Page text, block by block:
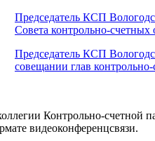
Председатель КСП
Совета контрольно-
Председатель КСП
совещании глав
Контрольно-счетной
видеоконференцсвязи.